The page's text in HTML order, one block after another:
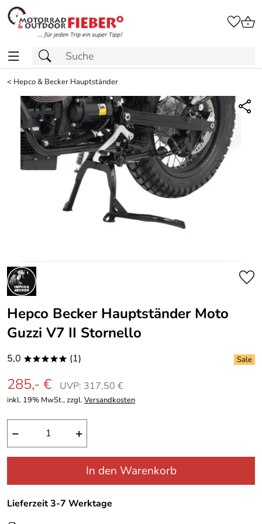
< Hepco & Becker Hauptständer
Hepco Becker Hauptständer Moto
Guzzi V7 II Stornello
5,0 ***** (1)
285,- € UVP: 317,50 €
inkl. 19% MwSt., zzgl.Versandkosten
− +
In den Warenkorb
Lieferzeit 3-7 Werktage